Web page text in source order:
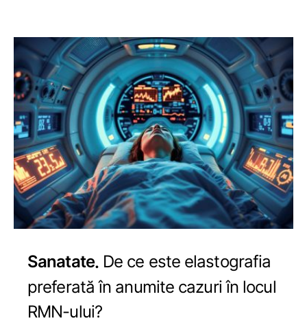
Sanatate De ce este elastografia
preferată în anumite cazuri în locul
RMN-ului?